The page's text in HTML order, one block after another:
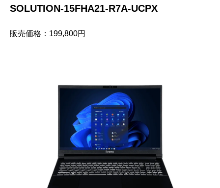
SOLUTION-15FHA21-R7A-UCPX
販売価格：199,800円